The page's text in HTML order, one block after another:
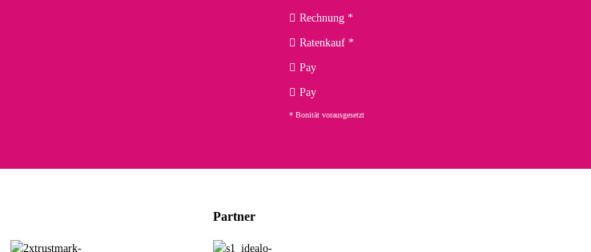
Rechnung *
Ratenkauf *
Pay
Pay
* Bonität vorausgesetzt
Partner